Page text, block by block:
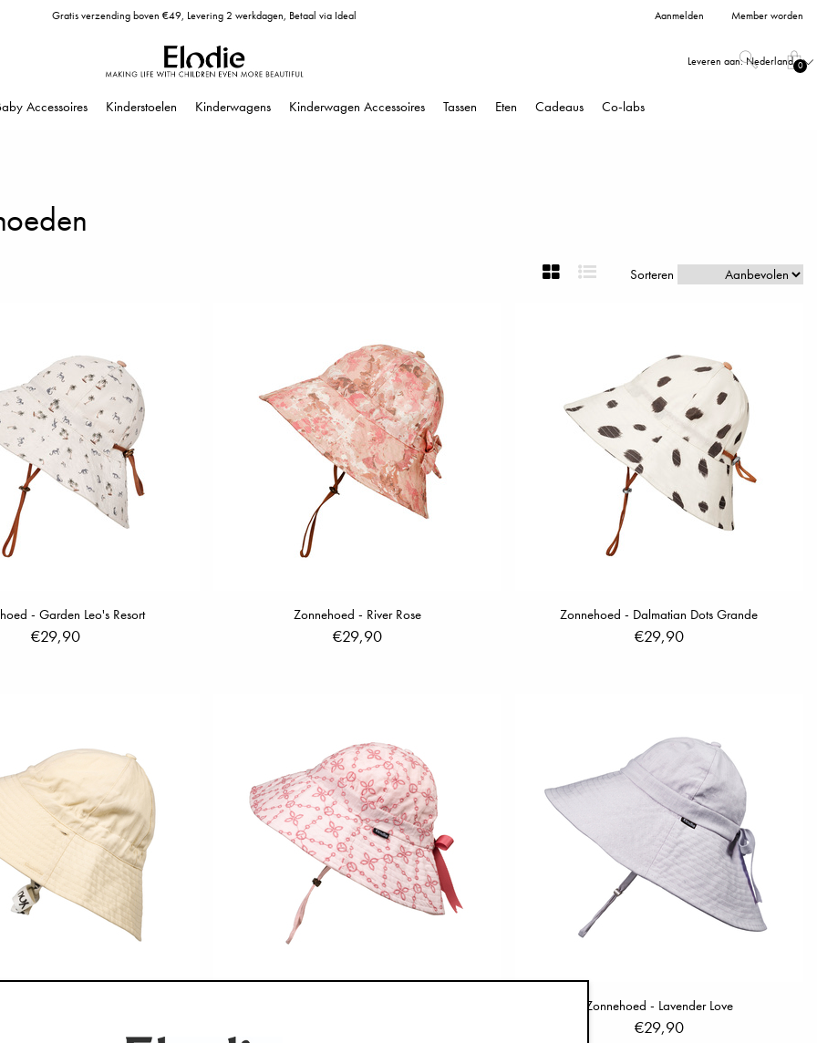
Gratis verzending boven €49, Levering 2 werkdagen, Betaal via Ideal Aanmelden Member worden
Leveren aan:Nederland 0
Accessoires Kinderstoelen Kinderwagens Kinderwagen Accessoires Tassen Eten Cadeaus Co-labs
Sorteren
- Garden Leo's Resort
€29,90
Zonnehoed - River Rose
€29,90
Zonnehoed - Dalmatian Dots Grande
€29,90
Zonnehoed - Lavender Love
€29,90